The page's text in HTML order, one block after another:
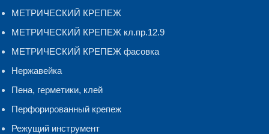
МЕТРИЧЕСКИЙ КРЕПЕЖ
МЕТРИЧЕСКИЙ КРЕПЕЖ кл.пр.12.9
МЕТРИЧЕСКИЙ КРЕПЕЖ фасовка
Нержавейка
Пена, герметики, клей
Перфорированный крепеж
Режущий инструмент